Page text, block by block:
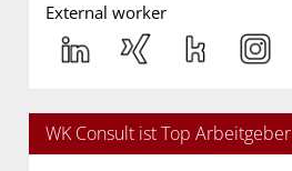
External worker
WK Consult ist Top Arbeitgeber